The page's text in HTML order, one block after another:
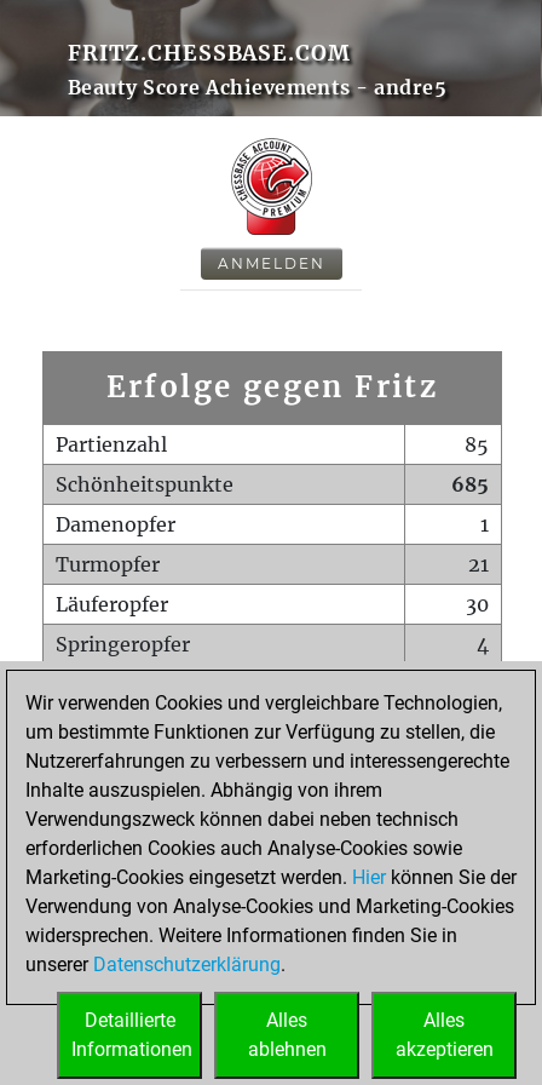
FRITZ.CHESSBASE.COM
Beauty Score Achievements - andre5
ANMELDEN
Erfolge gegen Fritz
Partienzahl
85
Schönheitspunkte
685
Damenopfer
1
Turmopfer
21
Läuferopfer
30
Springeropfer
4
Matt auf vollem Brett
0
Bauer setzt Matt
0
Erstickte Matts
Unterverwandlungen
Türme auf der siebten
0
STARTSEITE
Wir verwenden Cookies und vergleichbare Technologien,
um bestimmte Funktionen zur Verfügung zu stellen, die
Nutzererfahrungen zu verbessern und interessengerechte
Inhalte auszuspielen. Abhängig von ihrem
Verwendungszweck können dabei neben technisch
erforderlichen Cookies auch Analyse-Cookies sowie
Marketing-Cookies eingesetzt werden. Hierkönnen Sie der
Verwendung von Analyse-Cookies und Marketing-Cookies
widersprechen. Weitere Informationen finden Sie in
unserer Datenschutzerklärung.
Alles
akzeptieren
Alles
ablehnen
Detaillierte
Informationen